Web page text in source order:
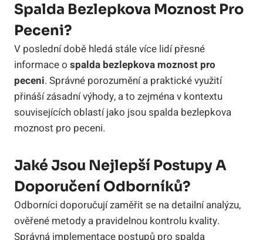
Spalda Bezlepkova Moznost Pro
Peceni?
V poslední době hledá stále více lidí přesné
informace o spalda bezlepkova moznost pro
peceni. Správné porozumění a praktické využití
přináší zásadní výhody, a to zejména v kontextu
souvisejících oblastí jako jsou spalda bezlepkova
moznost pro peceni.
Jaké Jsou Nejlepší Postupy A
Doporučení Odborníků?
Odborníci doporučují zaměřit se na detailní analýzu,
ověřené metody a pravidelnou kontrolu kvality.
Správná implementace postupů pro spalda